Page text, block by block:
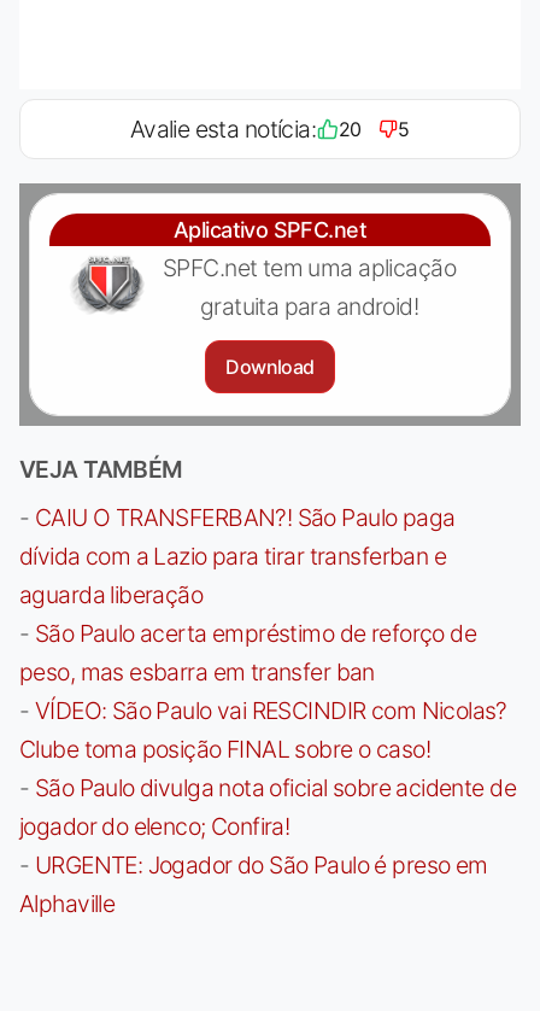
Avalie esta notícia: 20 5
Aplicativo SPFC.net
SPFC.net tem uma aplicação
gratuita para android!
Download
VEJA TAMBÉM
- CAIU O TRANSFERBAN?! São Paulo paga
dívida com a Lazio para tirar transferban e
aguarda liberação
- São Paulo acerta empréstimo de reforço de
peso, mas esbarra em transfer ban
- VÍDEO: São Paulo vai RESCINDIR com Nicolas?
Clube toma posição FINAL sobre o caso!
- São Paulo divulga nota oficial sobre acidente de
jogador do elenco; Confira!
- URGENTE: Jogador do São Paulo é preso em
Alphaville